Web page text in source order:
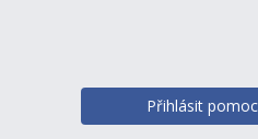
Přihlásit